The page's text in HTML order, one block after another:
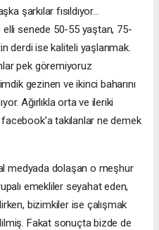
şarkılar fısıldıyor…
senede 50-55 yaştan, 75-
derdi ise kaliteli yaşlanmak.
pek göremiyoruz
gezinen ve ikinci baharını
Ağırlıkla orta ve ileriki
takılanlar ne demek
medyada dolaşan o meşhur
emekliler seyahat eden,
bizimkiler ise çalışmak
Fakat sonuçta bizde de